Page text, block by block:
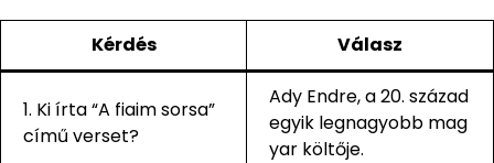
Kérdés Válasz
1. Ki írta “A fiaim sorsa”
című verset?
Ady Endre, a 20. század
egyik legnagyobb mag
yar költője.